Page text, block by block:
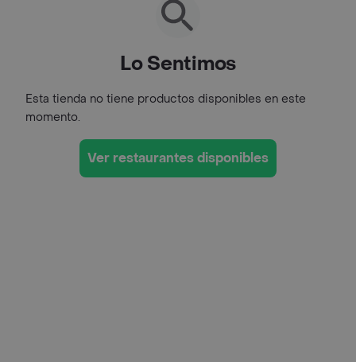
Lo Sentimos
Esta tienda no tiene productos disponibles en este
momento.
Ver restaurantes disponibles